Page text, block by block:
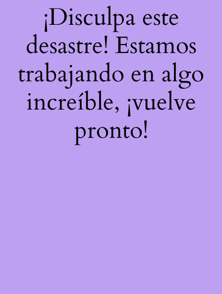
¡Disculpa este
desastre! Estamos
trabajando en algo
increíble, ¡vuelve
pronto!